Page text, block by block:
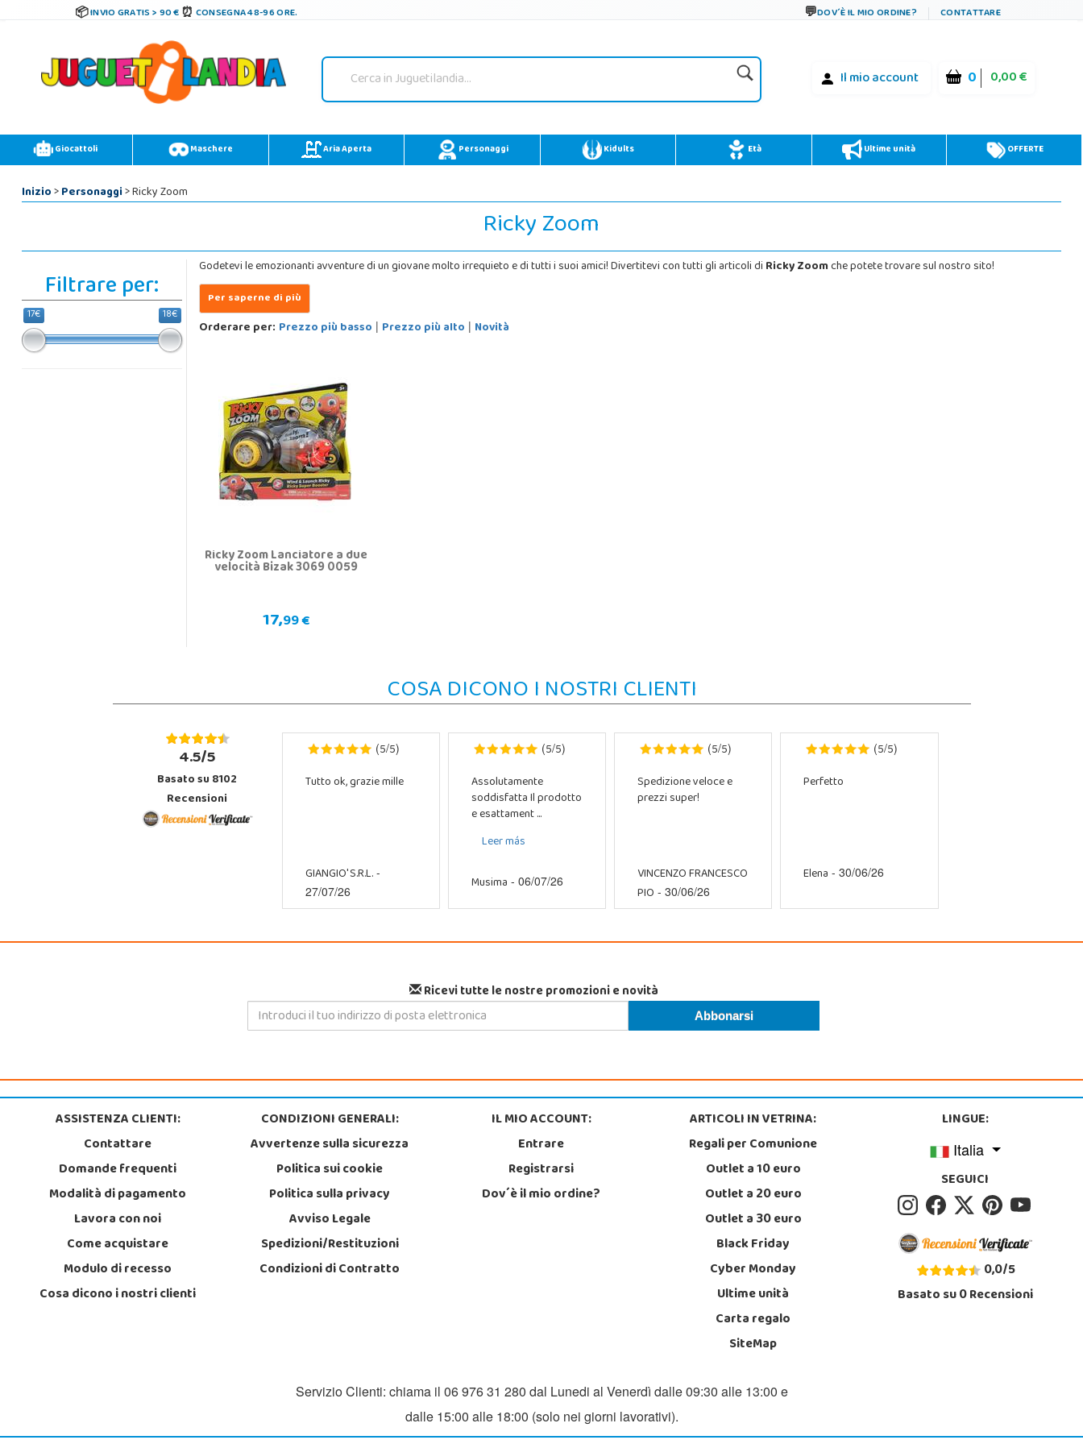
INVIO GRATIS > 90 € CONSEGNA 48-96 ORE. DOV´È IL MIO ORDINE? CONTATTARE
Il mio account 0 0,00 €
Giocattoli Maschere Aria Aperta Personaggi Kidults Età Ultime unità OFFERTE
Inizio>Personaggi> Ricky Zoom
Ricky Zoom
Filtrare per:
17€ 18€
Godetevi le emozionanti avventure di un giovane molto irrequieto e di tutti i suoi amici! Divertitevi con tutti gli articoli diRicky Zoomche potete trovare sul nostro sito!
Orderare per: Prezzo più basso | Prezzo più alto | Novità
Ricky Zoom Lanciatore a due
velocità Bizak 3069 0059
17,99 €
COSA DICONO I NOSTRI CLIENTI
4.5/5
Basato su 8102
Recensioni
(5/5)
Tutto ok, grazie mille
GIANGIO' S.R.L.-
27/07/26
(5/5)
Assolutamente
soddisfatta Il prodotto
e esattament ...
Leer más
Musima - 06/07/26
(5/5)
Spedizione veloce e
prezzi super!
VINCENZO FRANCESCO
PIO - 30/06/26
(5/5)
Perfetto
Elena - 30/06/26
Ricevi tutte le nostre promozioni e novità
ASSISTENZA CLIENTI:
Contattare
Domande frequenti
Modalità di pagamento
Lavora con noi
Come acquistare
Modulo di recesso
Cosa dicono i nostri clienti
CONDIZIONI GENERALI:
Avvertenze sulla sicurezza
Politica sui cookie
Politica sulla privacy
Avviso Legale
Spedizioni/Restituzioni
Condizioni di Contratto
IL MIO ACCOUNT:
Entrare
Registrarsi
Dov´è il mio ordine?
ARTICOLI IN VETRINA:
Regali per Comunione
Outlet a 10 euro
Outlet a 20 euro
Outlet a 30 euro
Black Friday
Cyber Monday
Ultime unità
Carta regalo
SiteMap
LINGUE:
Italia
SEGUICI
0,0/5
Basato su0Recensioni
Servizio Clienti: chiama il 06 976 31 280 dal Lunedi al Venerdì dalle 09:30 alle 13:00 e
dalle 15:00 alle 18:00 (solo nei giorni lavorativi).